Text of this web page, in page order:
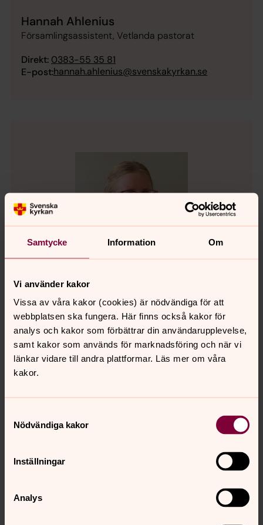
Samtycke Information Om
Vi använder kakor
Vissa av våra kakor (cookies) är nödvändiga för att
webbplatsen ska fungera. Här finns också kakor för
analys och kakor som förbättrar din användarupplevelse,
samt kakor som används för marknadsföring och när vi
länkar vidare till andra plattformar. Läs mer om våra
kakor.
Nödvändiga kakor
Inställningar
Analys
Hannah Ahlenius
Församlingsassistent, Vetlanda pastorat
Direkt: 0383-55 35 81
E-post:hannah.ahlenius@svenskakyrkan.se
Lisa Karlsson
Kantor, Vetlanda pastorat
Direkt:
Senast ändrad 6 september 2024
Synpunkter eller frågor på sidans
vetlanda.pastorat@svenskakyrkan.se